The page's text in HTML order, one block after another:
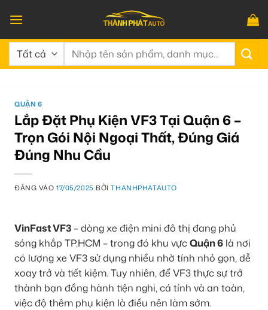
qua
nội
dung
Tìm
QUẬN 6
Lắp Đặt Phụ Kiện VF3 Tại Quận 6 –
Trọn Gói Nội Ngoại Thất, Đúng Giá
Đúng Nhu Cầu
ĐĂNG VÀO17/05/2025 BỞITHANHPHATAUTO
VinFast VF3 – dòng xe điện mini đô thị đang phủ
sóng khắp TP.HCM – trong đó khu vựcQuận 6 là nơi
có lượng xe VF3 sử dụng nhiều nhờ tính nhỏ gọn, dễ
xoay trở và tiết kiệm. Tuy nhiên, để VF3 thực sự trở
thành bạn đồng hành tiện nghi, cá tính và an toàn,
việc độ thêm phụ kiện là điều nên làm sớm.